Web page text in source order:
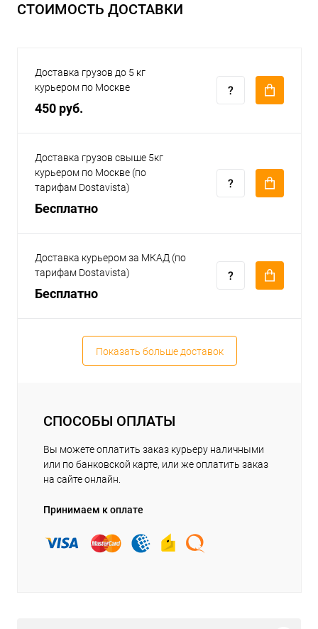
СТОИМОСТЬ ДОСТАВКИ
Доставка грузов до 5 кг
курьером по Москве
450 руб.
Доставка грузов свыше 5кг
курьером по Москве (по
тарифам Dostavista)
Бесплатно
Доставка курьером за МКАД (по
тарифам Dostavista)
Бесплатно
Показать больше доставок
СПОСОБЫ ОПЛАТЫ
Вы можете оплатить заказ курьеру наличными
или по банковской карте, или же оплатить заказ
на сайте онлайн.
Принимаем к оплате